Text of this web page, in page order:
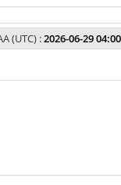
(UTC) :2026-06-29 04:00